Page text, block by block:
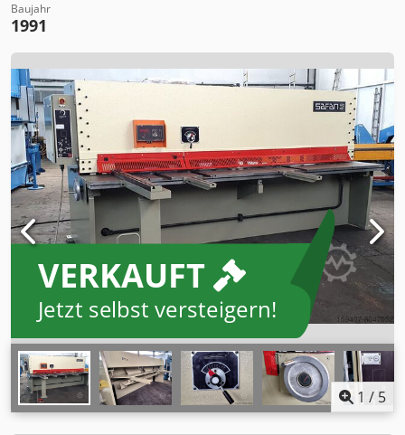
Baujahr
1991
VERKAUFT
Jetzt selbst versteigern!
1 / 5